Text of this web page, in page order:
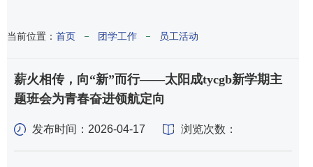
当前位置： 首页 团学工作 员工活动
薪火相传，向“新”而行——​太阳成tycgb新学期主
题班会为青春奋进领航定向
发布时间：2026-04-17 浏览次数：